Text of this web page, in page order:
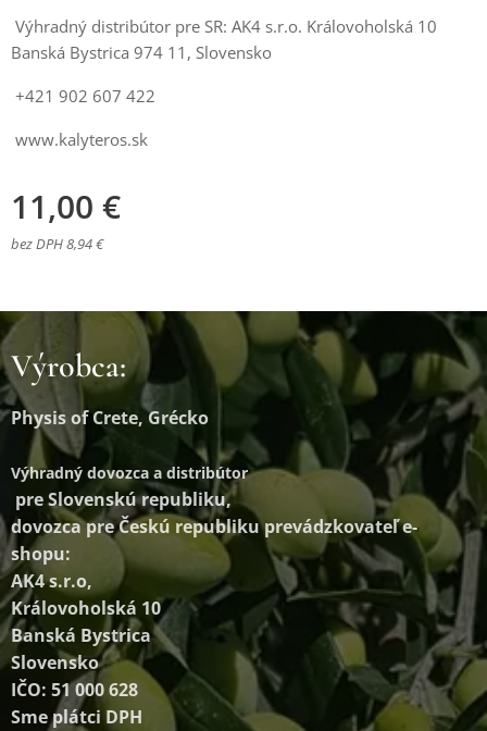
Výhradný distribútor pre SR: AK4 s.r.o. Královoholská 10
Banská Bystrica 974 11, Slovensko
+421 902 607 422
www.kalyteros.sk
11,00 €
bez DPH 8,94 €
Výrobca:
Physis of Crete, Grécko
Výhradný dovozca a distribútor
pre Slovenskú republiku,
dovozca pre Českú republiku prevádzkovateľ e-
shopu:
AK4 s.r.o,
Královoholská 10
Banská Bystrica
Slovensko
IČO: 51 000 628
Sme plátci DPH